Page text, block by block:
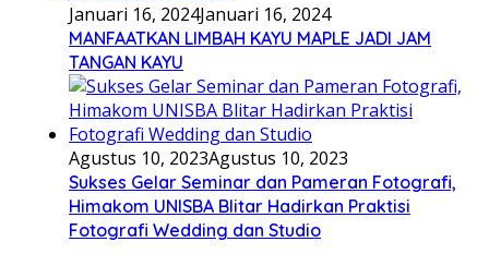
Januari 16, 2024Januari 16, 2024
MANFAATKAN LIMBAH KAYU MAPLE JADI JAM
TANGAN KAYU
Agustus 10, 2023Agustus 10, 2023
Sukses Gelar Seminar dan Pameran Fotografi,
Himakom UNISBA Blitar Hadirkan Praktisi
Fotografi Wedding dan Studio